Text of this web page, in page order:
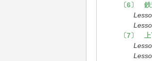
〔6〕
〔7〕 上